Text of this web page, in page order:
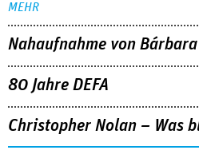
MEHR
Nahaufnahme von
80 Jahre DEFA
Christopher Nolan – Was